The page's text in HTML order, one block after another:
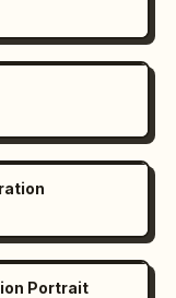
Portrait